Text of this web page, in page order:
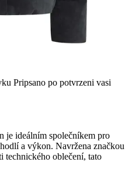
Pripsano po potvrzeni vasi
je ideálním společníkem pro
a výkon. Navržena značkou
technického oblečení, tato